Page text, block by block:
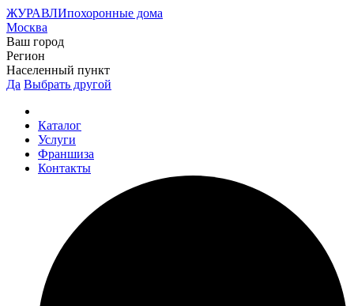
ЖУРАВЛИпохоронные дома
Москва
Ваш город
Регион
Населенный пункт
Да Выбрать другой
Каталог
Услуги
Франшиза
Контакты